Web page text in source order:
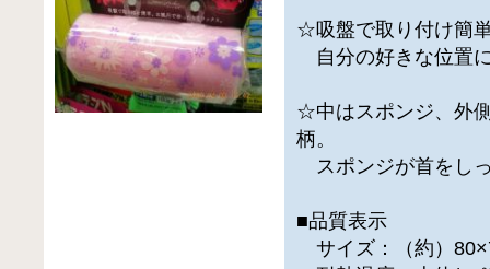
☆吸盤で取り付け簡
自分の好きな位置
☆中はスポンジ、外
柄。
スポンジが首をし
■品質表示
サイズ：（約）